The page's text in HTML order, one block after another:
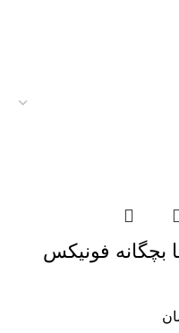
بچگانه فونیکس